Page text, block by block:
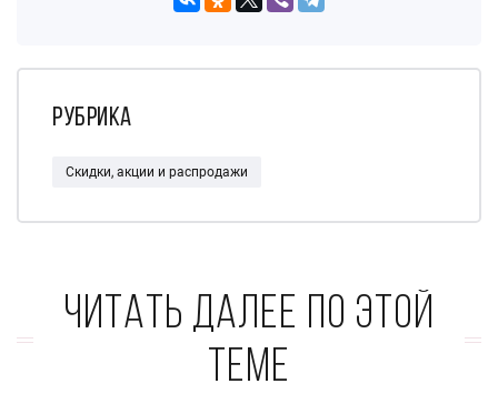
Рубрика
Скидки, акции и распродажи
Читать далее по этой
теме